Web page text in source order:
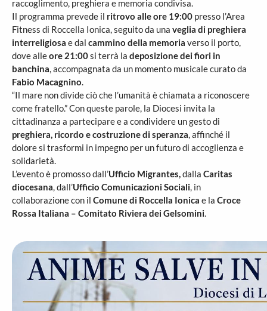
raccoglimento, preghiera e memoria condivisa.
Il programma prevede il ritrovo alle ore 19:00 presso l’Area
Fitness di Roccella Ionica, seguito da una veglia di preghiera
interreligiosa e dal cammino della memoria verso il porto,
dove alleore 21:00si terrà la deposizione dei fiori in
banchina, accompagnata da un momento musicale curato da
Fabio Macagnino.
“Il mare non divide ciò che l’umanità è chiamata a riconoscere
come fratello.” Con queste parole, la Diocesi invita la
cittadinanza a partecipare e a condividere un gesto di
preghiera, ricordo e costruzione di speranza, affinché il
dolore si trasformi in impegno per un futuro di accoglienza e
solidarietà.
L’evento è promosso dall’Ufficio Migrantes,dalla Caritas
diocesana, dall’Ufficio Comunicazioni Sociali, in
collaborazione con il Comune di Roccella Ionica e la Croce
Rossa Italiana – Comitato Riviera dei Gelsomini.